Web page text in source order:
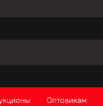
Оптовикам